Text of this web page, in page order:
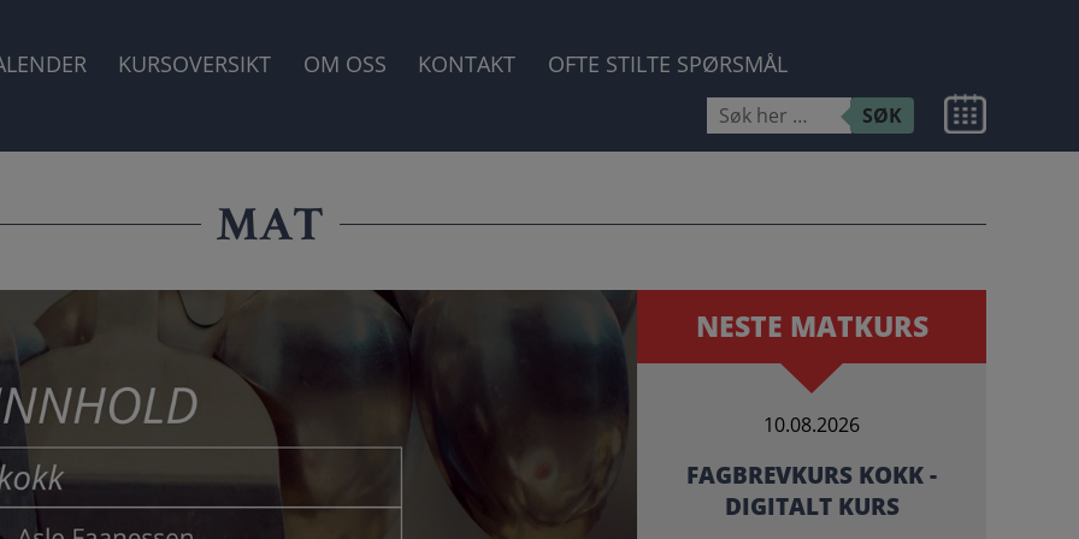
KURSOVERSIKT OM OSS KONTAKT OFTE STILTE SPØRSMÅL
Søk
etter:
SØK
MAT
NESTE MATKURS
10.08.2026
FAGBREVKURS KOKK -
DIGITALT KURS